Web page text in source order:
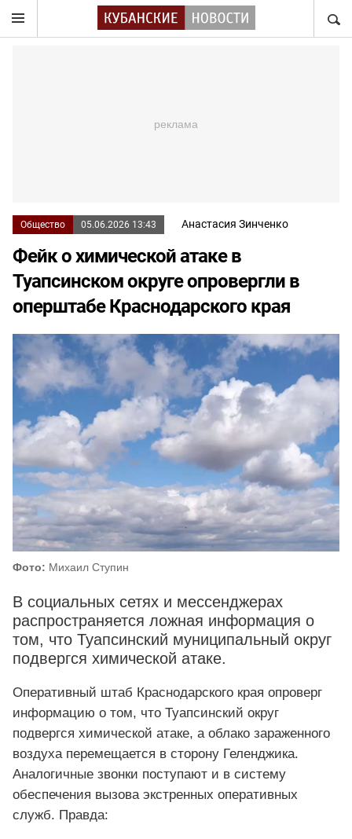
Общество 05.06.2026 13:43 Анастасия Зинченко
Фейк о химической атаке в
Туапсинском округе опровергли в
оперштабе Краснодарского края
Фото: Михаил Ступин
В социальных сетях и мессенджерах
распространяется ложная информация о
том, что Туапсинский муниципальный округ
подвергся химической атаке.
Оперативный штаб Краснодарского края опроверг
информацию о том, что Туапсинский округ
подвергся химической атаке, а облако зараженного
воздуха перемещается в сторону Геленджика.
Аналогичные звонки поступают и в систему
обеспечения вызова экстренных оперативных
служб. Правда: